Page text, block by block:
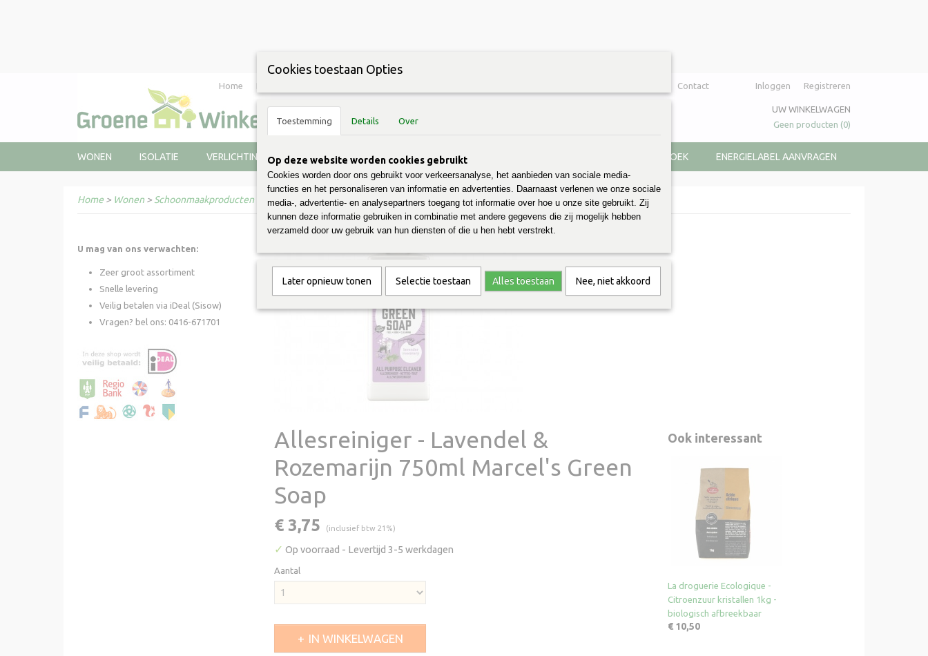
Home Contact Inloggen Registreren
UW WINKELWAGEN
Geen producten (0)
ENERGIELABEL AANVRAGEN
KOOPJESHOEK
WONEN ISOLATIE VERLICHTING LICHAAM & VERZORGING OVERIG
Home > Wonen > Schoonmaakproducten Allesreiniger - Lavendel & Rozemarijn 750ml Marcel's Green Soap
U mag van ons verwachten:
Zeer groot assortiment
Snelle levering
Veilig betalen via iDeal (Sisow)
Vragen? bel ons: 0416-671701
Allesreiniger - Lavendel &
Rozemarijn 750ml Marcel's Green
Soap
€ 3,75 (inclusief btw 21%)
✓ Op voorraad - Levertijd 3-5 werkdagen
Aantal
IN WINKELWAGEN
Ook interessant
La droguerie Ecologique -
Citroenzuur kristallen 1kg -
biologisch afbreekbaar
€ 10,50
Cookies toestaan Opties
Toestemming Details Over
Op deze website worden cookies gebruikt
Cookies worden door ons gebruikt voor verkeersanalyse, het aanbieden van sociale media-
functies en het personaliseren van informatie en advertenties. Daarnaast verlenen we onze sociale
media-, advertentie- en analysepartners toegang tot informatie over hoe u onze site gebruikt. Zij
kunnen deze informatie gebruiken in combinatie met andere gegevens die zij mogelijk hebben
verzameld door uw gebruik van hun diensten of die u hen hebt verstrekt.
Later opnieuw tonen Selectie toestaan Alles toestaan Nee, niet akkoord